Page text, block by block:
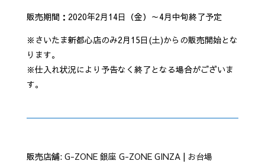
販売期間：2020年2月14日（金）～4月中旬終了予定
※さいたま新都心店のみ2月15日(土)からの販売開始とな
ります。
※仕入れ状況により予告なく終了となる場合がございま
す。
販売店舗: G-ZONE 銀座 G-ZONE GINZA| お台場